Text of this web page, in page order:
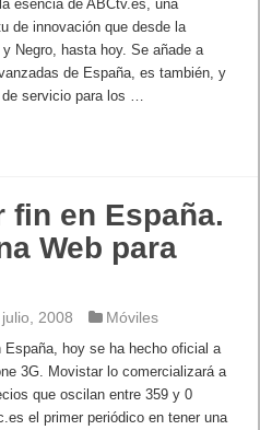
esencia de ABCtv.es, una
de innovación que desde la
Negro, hasta hoy. Se añade a
de España, es también, y
servicio para los …
fin en España.
Web para
2008 Móviles
hoy se ha hecho oficial a
3G. Movistar lo comercializará a
que oscilan entre 359 y 0
el primer periódico en tener una